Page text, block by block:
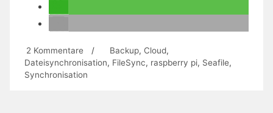
2 Kommentarezu
Automatische
Verzeichnis-
/ Backup, Cloud,
Dateisynchronisation, FileSync, raspberry pi, Seafile,
Synchronisation